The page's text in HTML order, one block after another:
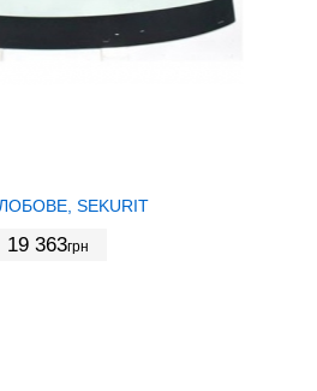
SEKURIT
19 363грн